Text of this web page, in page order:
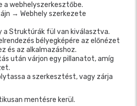
a webhelyszerkesztőbe.
→ Webhely szerkezete
a Struktúrák fül van kiválasztva.
bélyegképére az előnézet
és az alkalmazáshoz.
után várjon egy pillanatot, amíg
a szerkesztést, vagy zárja
mentésre kerül.